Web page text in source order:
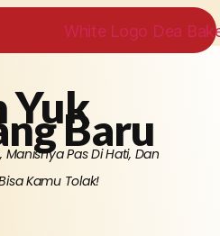
YukBaru
Manisnya Pas Di Hati, Dan
Kamu Tolak!